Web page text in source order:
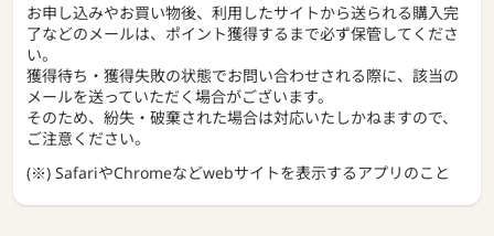
お申し込みやお買い物後、利用したサイトから送られる購入完
了などのメールは、ポイント獲得するまで必ず保管してくださ
い。
獲得待ち・獲得失敗の状態でお問い合わせされる際に、該当の
メールを送っていただく場合がございます。
そのため、紛失・破棄された場合は対応いたしかねますので、
ご注意ください。
(※) SafariやChromeなどwebサイトを表示するアプリのこと